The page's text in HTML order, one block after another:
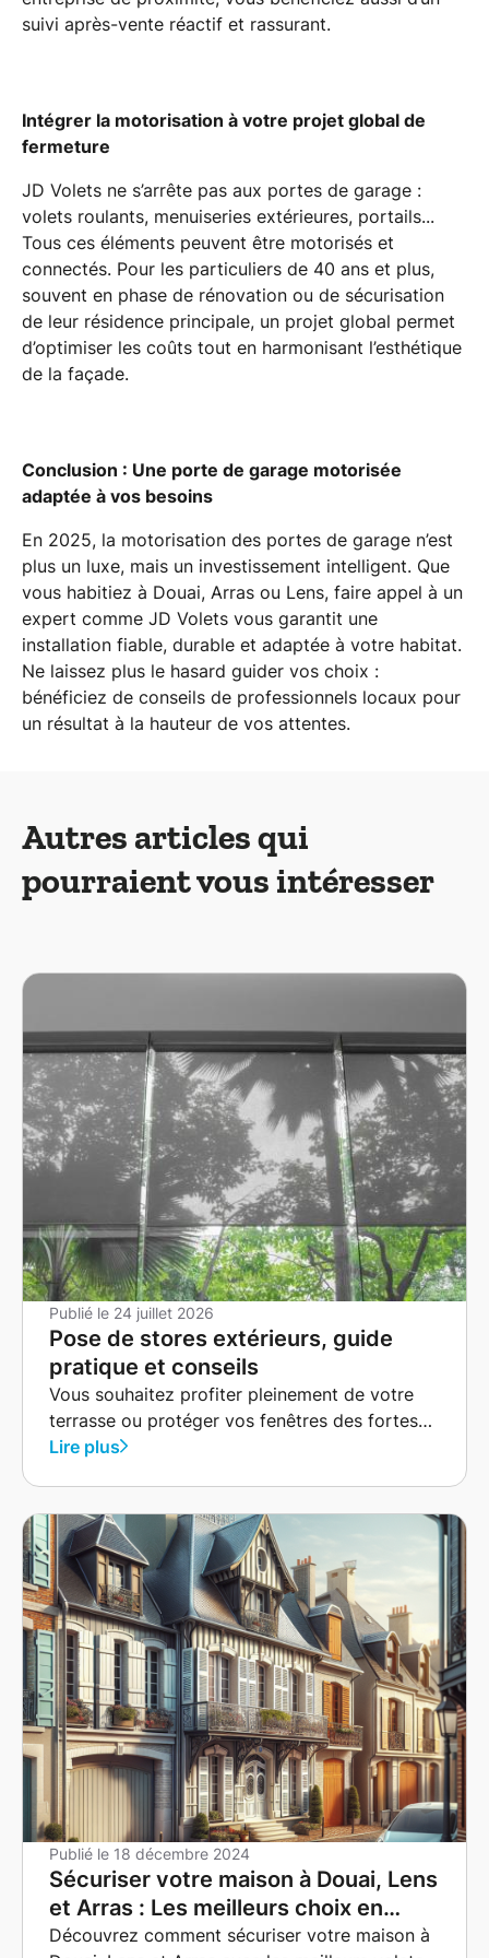
suivi après-vente réactif et rassurant.
Intégrer la motorisation à votre projet global de
fermeture
JD Volets ne s’arrête pas aux portes de garage :
volets roulants, menuiseries extérieures, portails...
Tous ces éléments peuvent être motorisés et
connectés. Pour les particuliers de 40 ans et plus,
souvent en phase de rénovation ou de sécurisation
de leur résidence principale, un projet global permet
d’optimiser les coûts tout en harmonisant l’esthétique
de la façade.
Conclusion : Une porte de garage motorisée
adaptée à vos besoins
En 2025, la motorisation des portes de garage n’est
plus un luxe, mais un investissement intelligent. Que
vous habitiez à Douai, Arras ou Lens, faire appel à un
expert comme JD Volets vous garantit une
installation fiable, durable et adaptée à votre habitat.
Ne laissez plus le hasard guider vos choix :
bénéficiez de conseils de professionnels locaux pour
un résultat à la hauteur de vos attentes.
Autres articles qui
pourraient vous intéresser
Publié le 24 juillet 2026
Pose de stores extérieurs, guide
pratique et conseils
Vous souhaitez profiter pleinement de votre
terrasse ou protéger vos fenêtres des fortes
chaleurs estivales ?
Lire plus
Publié le 18 décembre 2024
Sécuriser votre maison à Douai, Lens
et Arras : Les meilleurs choix en
matière de volets et portes de
Découvrez comment sécuriser votre maison à